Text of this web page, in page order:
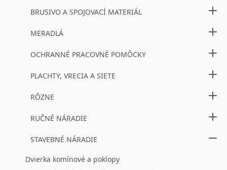
BRUSIVO A SPOJOVACÍ MATERIÁL
MERADLÁ
OCHRANNÉ PRACOVNÉ POMÔCKY
PLACHTY, VRECIA A SIETE
RÔZNE
RUČNÉ NÁRADIE
STAVEBNÉ NÁRADIE
Dvierka komínové a poklopy